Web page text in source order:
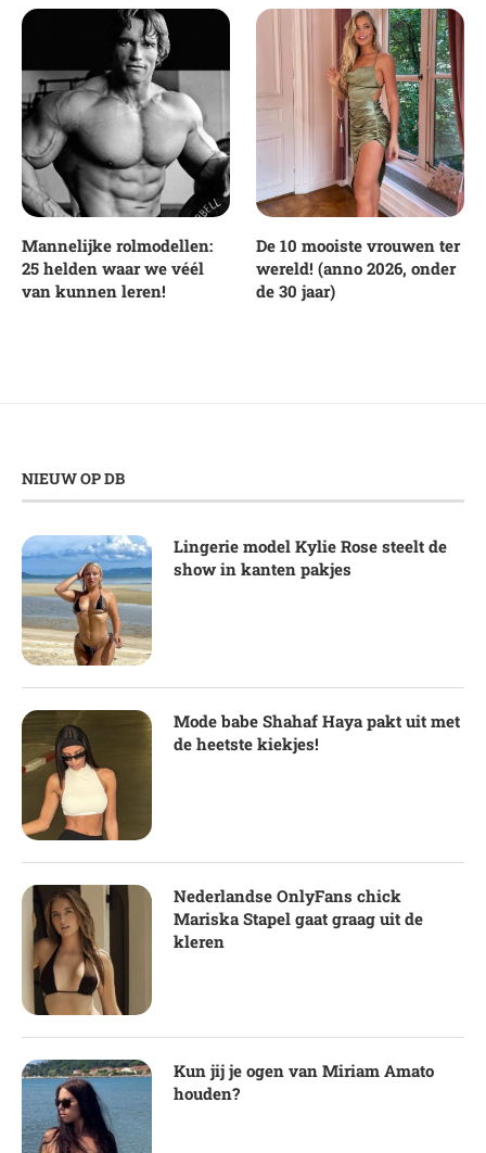
Mannelijke rolmodellen:
25 helden waar we véél
van kunnen leren!
De 10 mooiste vrouwen ter
wereld! (anno 2026, onder
de 30 jaar)
NIEUW OP DB
Lingerie model Kylie Rose steelt de
show in kanten pakjes
Mode babe Shahaf Haya pakt uit met
de heetste kiekjes!
Nederlandse OnlyFans chick
Mariska Stapel gaat graag uit de
kleren
Kun jij je ogen van Miriam Amato
houden?